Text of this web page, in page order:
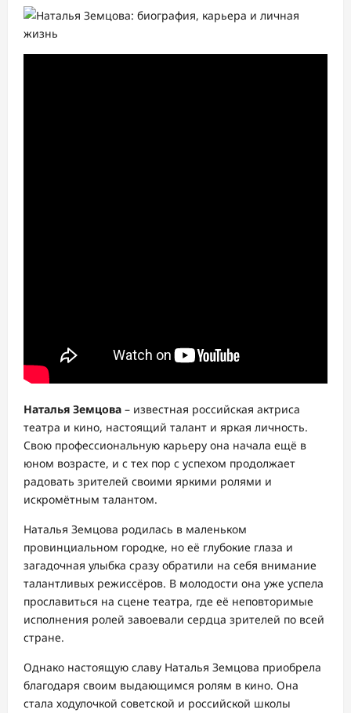
Наталья Земцова – известная российская актриса
театра и кино, настоящий талант и яркая личность.
Свою профессиональную карьеру она начала ещё в
юном возрасте, и с тех пор с успехом продолжает
радовать зрителей своими яркими ролями и
искромётным талантом.
Наталья Земцова родилась в маленьком
провинциальном городке, но её глубокие глаза и
загадочная улыбка сразу обратили на себя внимание
талантливых режиссёров. В молодости она уже успела
прославиться на сцене театра, где её неповторимые
исполнения ролей завоевали сердца зрителей по всей
стране.
Однако настоящую славу Наталья Земцова приобрела
благодаря своим выдающимся ролям в кино. Она
стала ходулочкой советской и российской школы